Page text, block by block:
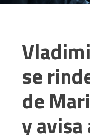
se
de
y